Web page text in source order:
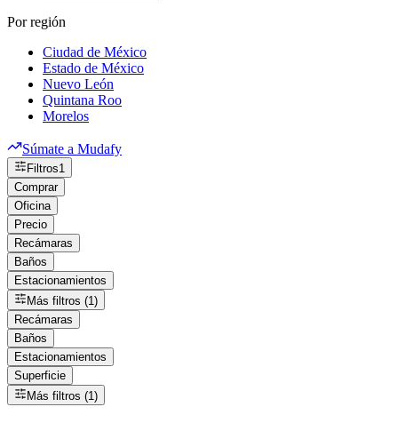
Por región
Ciudad de México
Estado de México
Nuevo León
Quintana Roo
Morelos
Súmate a Mudafy
Filtros1
Comprar
Oficina
Precio
Recámaras
Baños
Estacionamientos
Más filtros (1)
Recámaras
Baños
Estacionamientos
Superficie
Más filtros (1)